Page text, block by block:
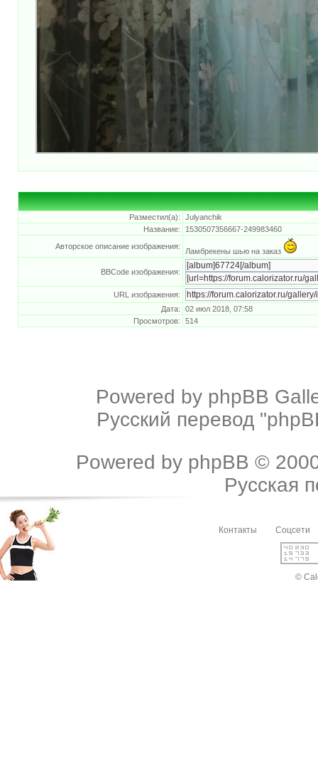
Разместил(а):
Julyanchik
Название:
1530507356667-249983460
Авторское описание изображения:
Ламбрекены шью на заказ
BBCode изображения:
URL изображения:
Дата:
02 июл 2018, 07:58
Просмотров:
514
Powered by phpBB
Русский перевод
Powered by phpBB ©
Русская
Контакты Соцсети
©